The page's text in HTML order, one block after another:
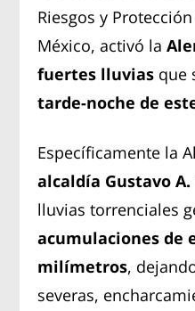
Riesgos y
México, activó la
fuertes lluvias que
tarde-noche de
Específicamente la
alcaldía Gustavo
lluvias torrenciales
acumulaciones de
milímetros,
severas,